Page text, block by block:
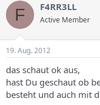
F F4RR3LL
Active Member
19. Aug. 2012
das schaut ok aus,
hast Du geschaut ob
besteht und auch mit